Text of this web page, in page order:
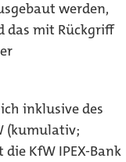
werden,
das mit Rückgriff
inklusive des
(kumulativ;
KfW IPEX-Bank